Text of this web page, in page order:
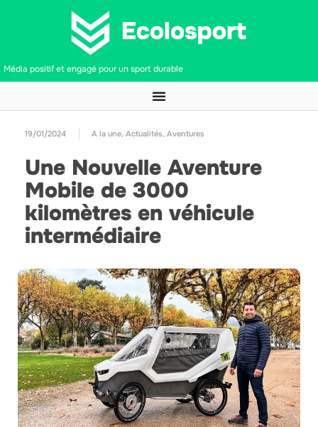
Média positif et engagé pour un sport durable
19/01/2024 A la une, Actualités, Aventures
Une Nouvelle Aventure
Mobile de 3000
kilomètres en véhicule
intermédiaire